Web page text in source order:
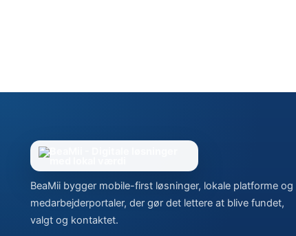
BeaMii bygger mobile-first løsninger, lokale platforme og
medarbejderportaler, der gør det lettere at blive fundet,
valgt og kontaktet.